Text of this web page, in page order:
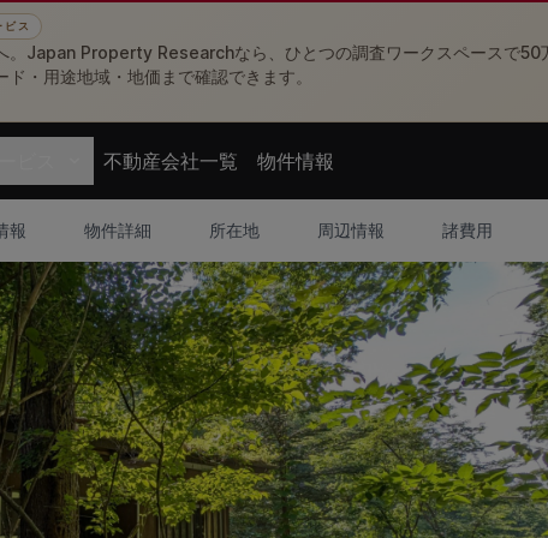
ビス
。Japan Property Researchなら、ひとつの調査ワークスペースで50
・用途地域・地価まで確認できます。
menuOpen agent menu
不動産会社一覧
Open feed menu
物件情報
報 物件詳細 所在地 周辺情報 諸費用